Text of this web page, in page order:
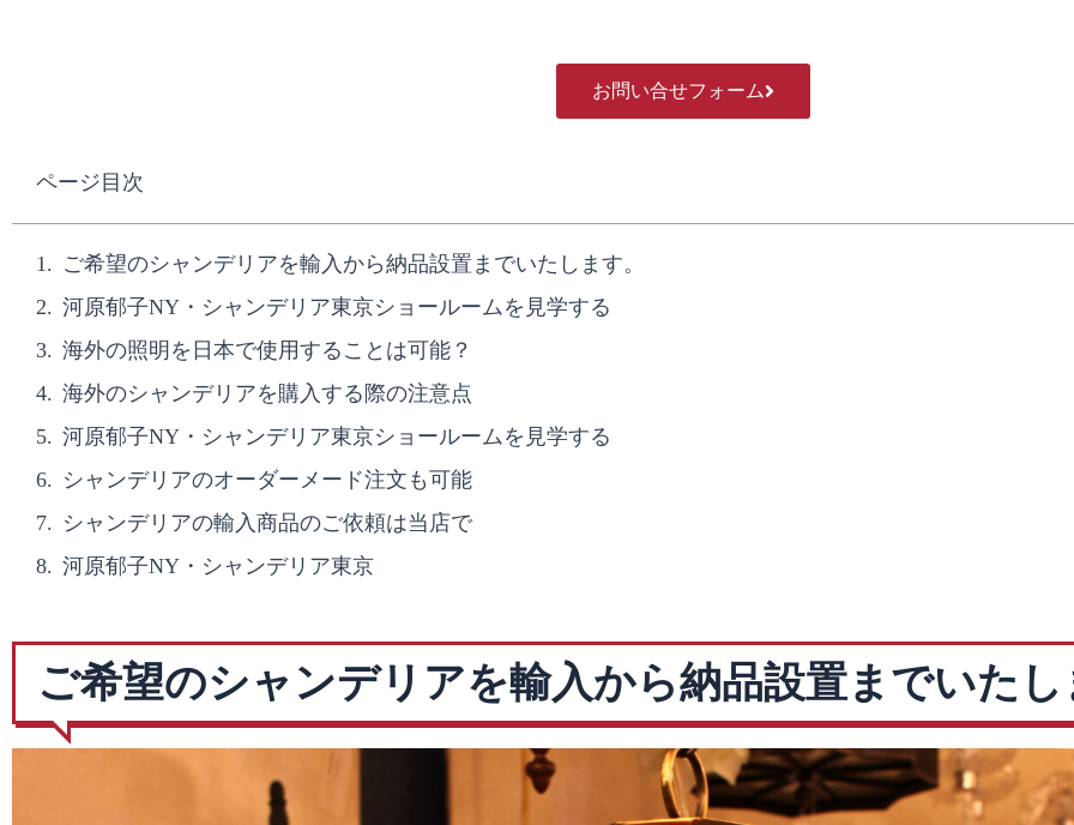
お問い合せフォーム
ページ目次
ご希望のシャンデリアを輸入から納品設置までいたします。
河原郁子NY・シャンデリア東京ショールームを見学する
海外の照明を日本で使用することは可能？
海外のシャンデリアを購入する際の注意点
河原郁子NY・シャンデリア東京ショールームを見学する
シャンデリアのオーダーメード注文も可能
シャンデリアの輸入商品のご依頼は当店で
河原郁子NY・シャンデリア東京
ご希望のシャンデリアを輸入から納品設置までいた